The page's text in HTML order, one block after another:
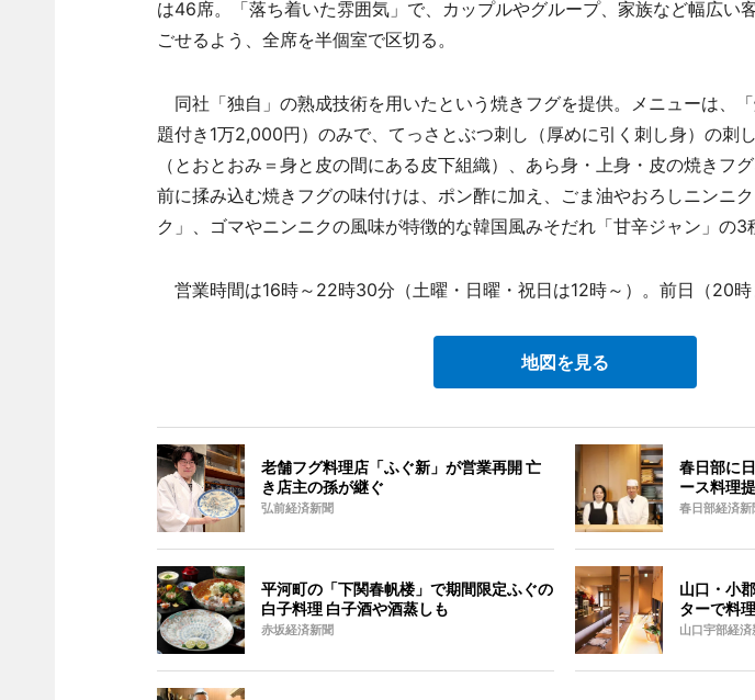
は46席。「落ち着いた雰囲気」で、カップルやグループ、家族など幅広い
ごせるよう、全席を半個室で区切る。
同社「独自」の熟成技術を用いたという焼きフグを提供。メニューは、
題付き1万2,000円）のみで、てっさとぶつ刺し（厚めに引く刺し身）の刺
（とおとおみ＝身と皮の間にある皮下組織）、あら身・上身・皮の焼きフ
前に揉み込む焼きフグの味付けは、ポン酢に加え、ごま油やおろしニンニ
ク」、ゴマやニンニクの風味が特徴的な韓国風みそだれ「甘辛ジャン」の3
営業時間は16時～22時30分（土曜・日曜・祝日は12時～）。前日（20時
地図を見る
老舗フグ料理店「ふぐ新」が営業再開 亡
き店主の孫が継ぐ
弘前経済新聞
春日部に
ース料理
春日部経済新
平河町の「下関春帆楼」で期間限定ふぐの
白子料理 白子酒や酒蒸しも
赤坂経済新聞
山口・小
ターで料
山口宇部経済